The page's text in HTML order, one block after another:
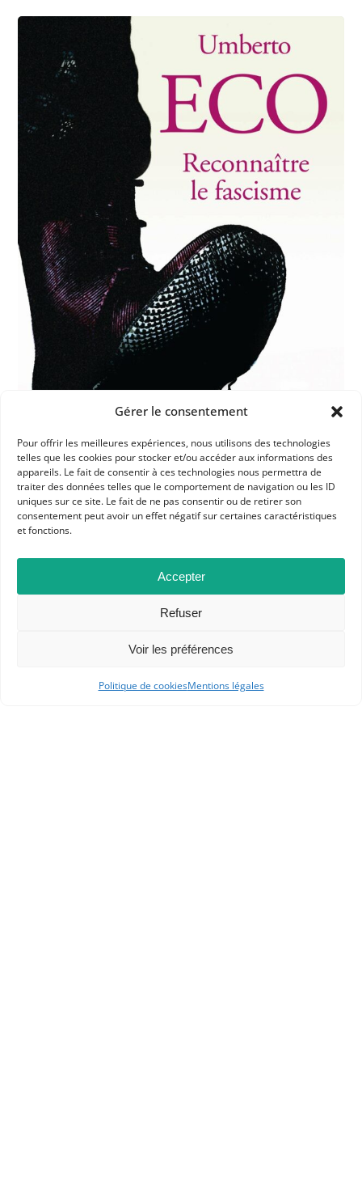
Gérer le consentement
Pour offrir les meilleures expériences, nous utilisons des technologies
telles que les cookies pour stocker et/ou accéder aux informations des
appareils. Le fait de consentir à ces technologies nous permettra de
traiter des données telles que le comportement de navigation ou les ID
uniques sur ce site. Le fait de ne pas consentir ou de retirer son
consentement peut avoir un effet négatif sur certaines caractéristiques
et fonctions.
Accepter
Refuser
Voir les préférences
Politique de cookiesMentions légales
Dans les catégories
COMPTE-RENDU DE LECTURE
HISTOIRE CONTEMPORAINE COLLÈGE EMC